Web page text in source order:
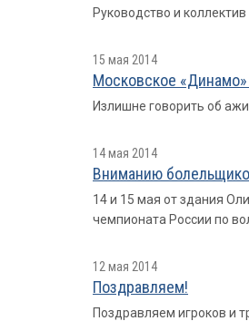
Руководство и
15 мая 2014
Московское
Излишне говорить об
14 мая 2014
Вниманию
14 и 15 мая от здания
чемпионата России по
12 мая 2014
Поздравляем!
Поздравляем игроков и